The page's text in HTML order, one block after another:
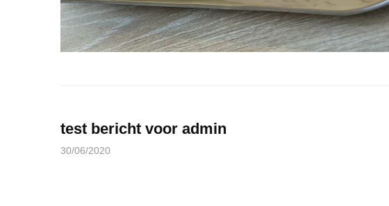
test bericht voor admin
30/06/2020